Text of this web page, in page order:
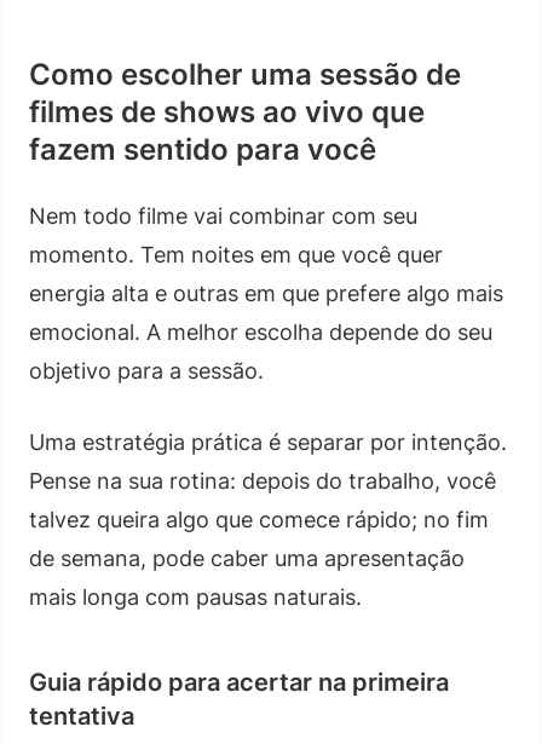
Como escolher uma sessão de
filmes de shows ao vivo que
fazem sentido para você
Nem todo filme vai combinar com seu
momento. Tem noites em que você quer
energia alta e outras em que prefere algo mais
emocional. A melhor escolha depende do seu
objetivo para a sessão.
Uma estratégia prática é separar por intenção.
Pense na sua rotina: depois do trabalho, você
talvez queira algo que comece rápido; no fim
de semana, pode caber uma apresentação
mais longa com pausas naturais.
Guia rápido para acertar na primeira
tentativa